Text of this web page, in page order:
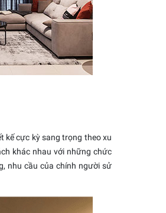
kế cực kỳ sang trọng theo xu
khác nhau với những chức
nhu cầu của chính người sử